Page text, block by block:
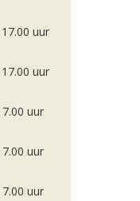
uur
uur
uur
uur
uur